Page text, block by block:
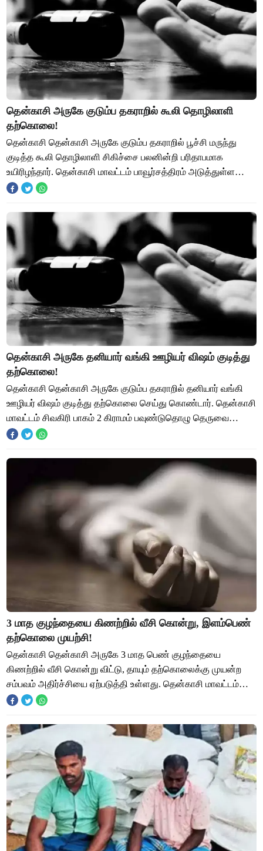
தென்காசி அருகே குடும்ப தகராறில் கூலி தொழிலாளி
தற்கொலை!
தென்காசி தென்காசி அருகே குடும்ப தகராறில் பூச்சி மருந்து
குடித்த கூலி தொழிலாளி சிகிச்சை பலனின்றி பரிதாபமாக
உயிரிழந்தார். தென்காசி மாவட்டம் பாவூர்சத்திரம் அடுத்துள்ள
திரவியநகரை சேர்ந்தவர் செல்வராஜ் (47
தென்காசி அருகே தனியார் வங்கி ஊழியர் விஷம் குடித்து
தற்கொலை!
தென்காசி தென்காசி அருகே குடும்ப தகராறில் தனியார் வங்கி
ஊழியர் விஷம் குடித்து தற்கொலை செய்து கொண்டார். தென்காசி
மாவட்டம் சிவகிரி பாகம் 2 கிராமம் பவுண்டுதொழு தெருவை
சேர்ந்தவர் பிச்சை. இவரது மகன் கோவிந்
3 மாத குழந்தையை கிணற்றில் வீசி கொன்று, இளம்பெண்
தற்கொலை முயற்சி!
தென்காசி தென்காசி அருகே 3 மாத பெண் குழந்தையை
கிணற்றில் வீசி கொன்று விட்டு, தாயும் தற்கொலைக்கு முயன்ற
சம்பவம் அதிர்ச்சியை ஏற்படுத்தி உள்ளது. தென்காசி மாவட்டம்
சுரண்டை அருகே உள்ள மருக்கலான்குளம் கிராமத